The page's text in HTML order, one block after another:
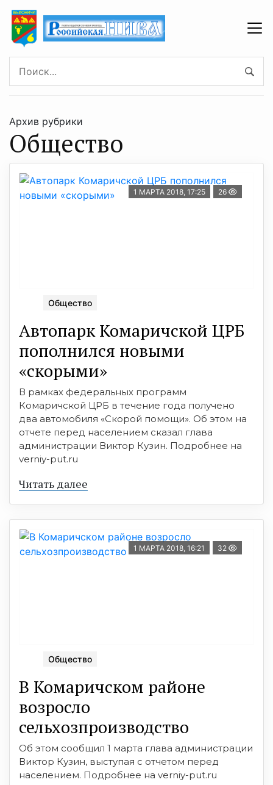
Архив рубрики
Общество
1 МАРТА 2018, 17:25 26
Общество
Автопарк Комаричской ЦРБ
пополнился новыми
«скорыми»
В рамках федеральных программ
Комаричской ЦРБ в течение года получено
два автомобиля «Скорой помощи». Об этом на
отчете перед населением сказал глава
администрации Виктор Кузин. Подробнее на
verniy-put.ru
Читать далее
1 МАРТА 2018, 16:21 32
Общество
В Комаричском районе
возросло
сельхозпроизводство
Об этом сообщил 1 марта глава администрации
Виктор Кузин, выступая с отчетом перед
населением. Подробнее на verniy-put.ru